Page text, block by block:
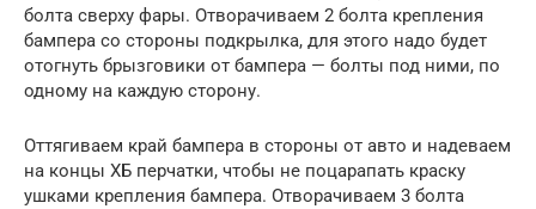
болта сверху фары. Отворачиваем 2 болта крепления
бампера со стороны подкрылка, для этого надо будет
отогнуть брызговики от бампера — болты под ними, по
одному на каждую сторону.
Оттягиваем край бампера в стороны от авто и надеваем
на концы ХБ перчатки, чтобы не поцарапать краску
ушками крепления бампера. Отворачиваем 3 болта